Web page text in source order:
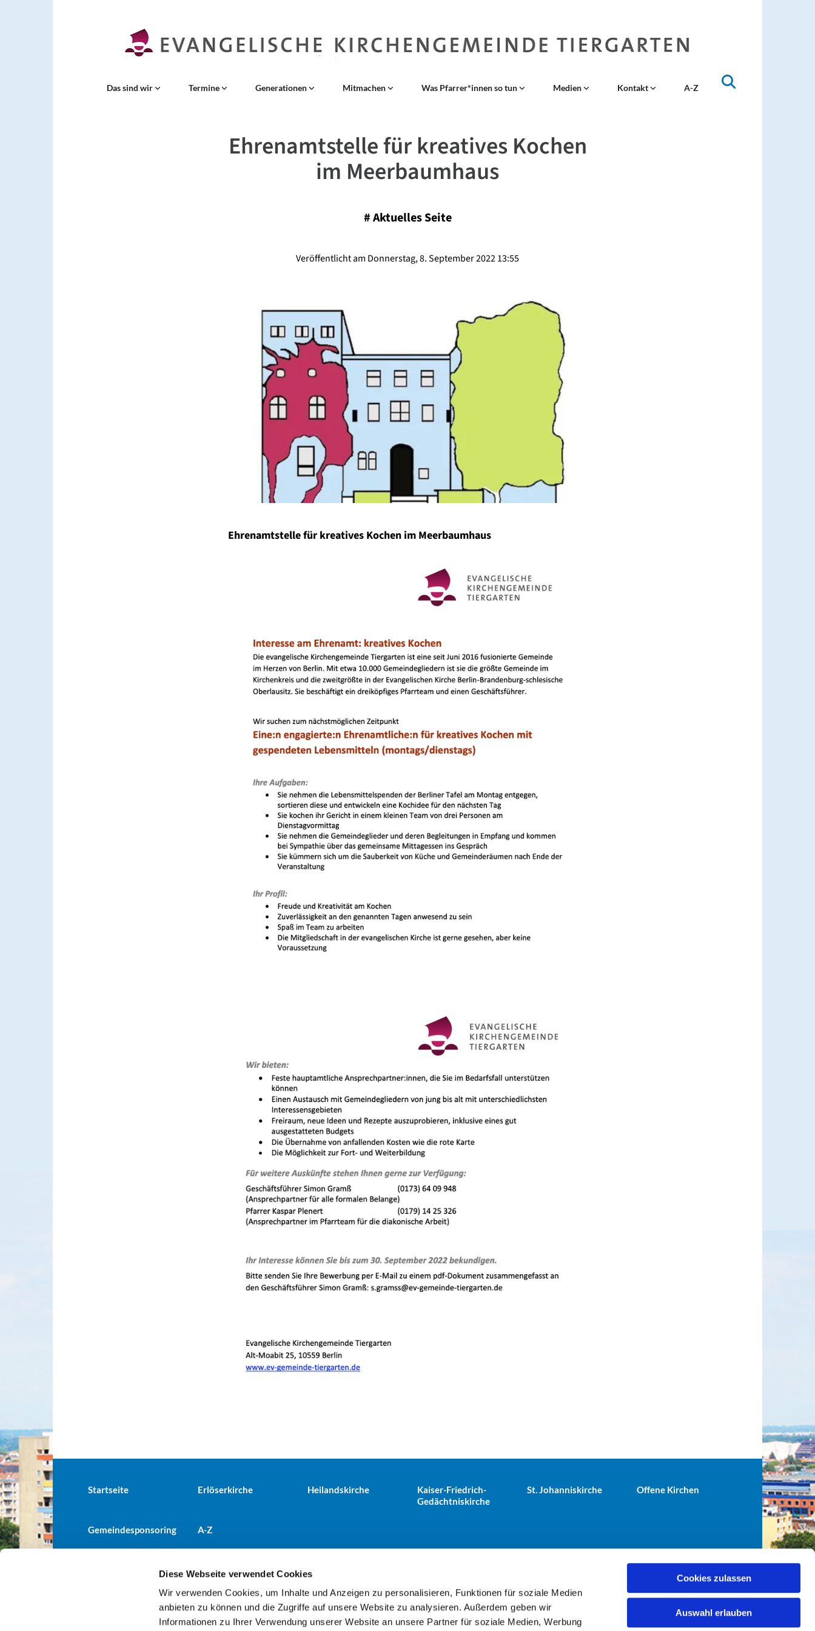
Diese Webseite verwendet Cookies
Wir verwenden Cookies, um Inhalte und Anzeigen zu personalisieren, Funktionen für soziale Medien
anbieten zu können und die Zugriffe auf unsere Website zu analysieren. Außerdem geben wir
Informationen zu Ihrer Verwendung unserer Website an unsere Partner für soziale Medien, Werbung
Cookies zulassen
Auswahl erlauben
Das sind wir Termine Generationen Mitmachen Was Pfarrer*innen so tun Medien Kontakt A-Z
Ehrenamtstelle für kreatives Kochen
im Meerbaumhaus
#Aktuelles Seite
Veröffentlicht am Donnerstag, 8. September 2022 13:55
Ehrenamtstelle für kreatives Kochen im Meerbaumhaus
Startseite Erlöserkirche Heilandskirche
Kaiser-Friedrich-
Gedächtniskirche
St. Johanniskirche Offene Kirchen
Gemeindesponsoring A-Z
Evangelische Kirchengemeinde Tiergarten · Alt-Moabit 25, 10559 Berlin+49303943498 kuesterei@ev-gemeinde-tiergarten.de